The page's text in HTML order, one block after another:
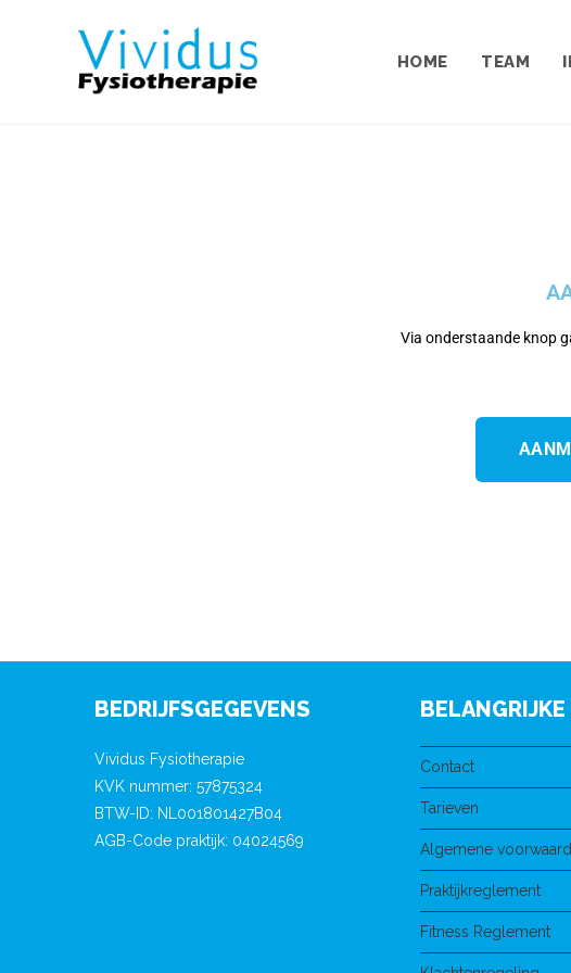
HOME TEAM
Via onderstaande knop
BEDRIJFSGEGEVENS
Vividus Fysiotherapie
KVK nummer: 57875324
BTW-ID: NL001801427B04
AGB-Code praktijk: 04024569
Contact
Tarieven
Algemene
Praktijkreglement
Fitness Reglement